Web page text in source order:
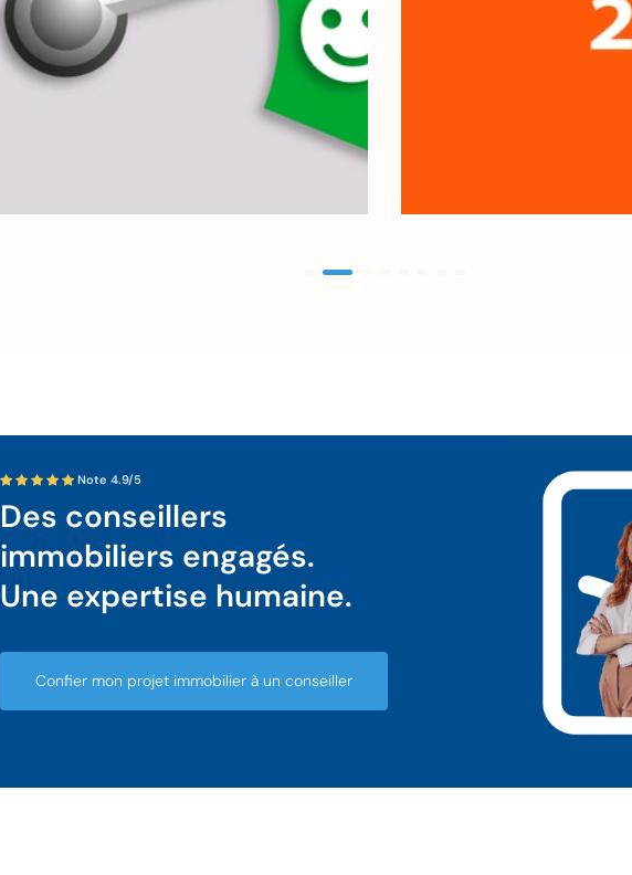
Note 4.9/5
Des conseillers
immobiliers engagés.
Une expertise humaine.
Confier mon projet immobilier à un conseiller